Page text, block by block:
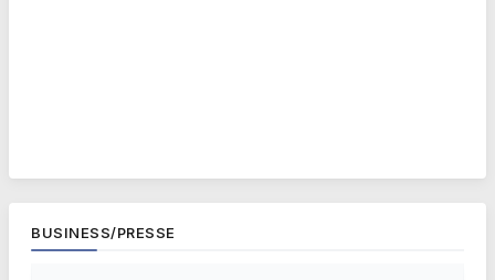
BUSINESS/PRESSE